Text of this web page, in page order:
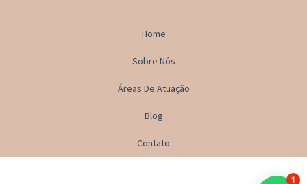
Home
Sobre Nós
Áreas De Atuação
Blog
Contato
1